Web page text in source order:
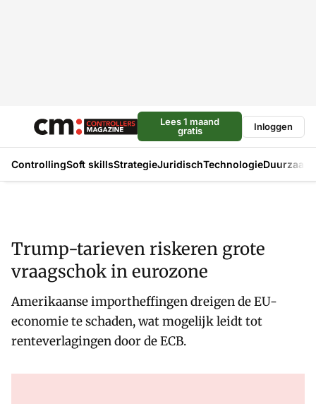
Lees 1 maand
gratis
Inloggen
ControllingSoft skillsStrategieJuridischTechnologie
Trump-tarieven riskeren grote
vraagschok in eurozone
Amerikaanse importheffingen dreigen de EU-
economie te schaden, wat mogelijk leidt tot
renteverlagingen door de ECB.